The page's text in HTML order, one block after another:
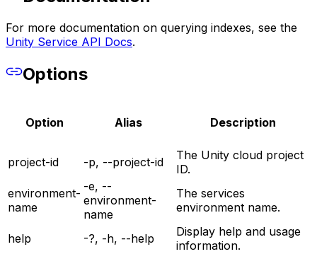
For more documentation on querying indexes, see the
Unity Service API Docs.
Options
Option Alias Description
project-id -p, --project-id
The Unity cloud project
ID.
environment-
name
-e, --
environment-
name
The services
environment name.
help -?, -h, --help
Display help and usage
information.